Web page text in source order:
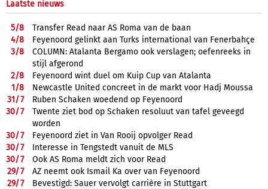
Laatste nieuws
5/8
Transfer Read naar AS Roma van de baan
4/8
Feyenoord gelinkt aan Turks international van Fenerbahçe
3/8
COLUMN: Atalanta Bergamo ook verslagen; oefenreeks in
stijl afgerond
2/8
Feyenoord wint duel om Kuip Cup van Atalanta
1/8
Newcastle United concreet in de markt voor Hadj Moussa
31/7
Ruben Schaken woedend op Feyenoord
30/7
Twente ziet bod op Schaken resoluut van tafel geveegd
worden
30/7
Feyenoord ziet in Van Rooij opvolger Read
30/7
Interesse in Tengstedt vanuit de MLS
30/7
Ook AS Roma meldt zich voor Read
29/7
AZ neemt ook Ismail Ka over van Feyenoord
29/7
Bevestigd: Sauer vervolgt carrière in Stuttgart